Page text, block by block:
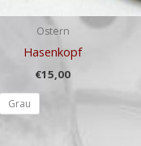
Ostern
Hasenkopf
€15,00
Grau